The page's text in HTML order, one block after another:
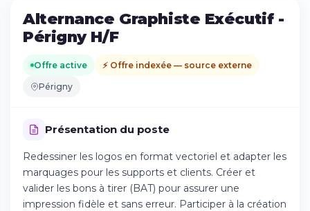
Alternance Graphiste Exécutif -
Périgny H/F
Offre active ⚡ Offre indexée — source externe
Périgny
Présentation du poste
Redessiner les logos en format vectoriel et adapter les
marquages pour les supports et clients. Créer et
valider les bons à tirer (BAT) pour assurer une
impression fidèle et sans erreur. Participer à la création
Continuer sur iPhone
Téléchargez l'app sur l'App Store